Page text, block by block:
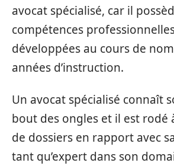
avocat spécialisé, car il
compétences
développées au cours de
années d’instruction.
Un avocat spécialisé connaît
bout des ongles et il est rodé
de dossiers en rapport avec
tant qu’expert dans son